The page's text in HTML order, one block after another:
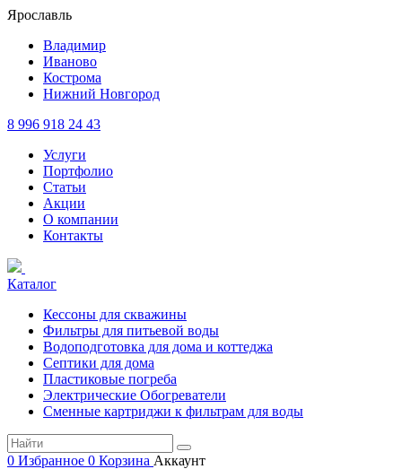
Ярославль
Владимир
Иваново
Кострома
Нижний Новгород
8 996 918 24 43
Услуги
Портфолио
Статьи
Акции
О компании
Контакты
Каталог
Кессоны для скважины
Фильтры для питьевой воды
Водоподготовка для дома и коттеджа
Септики для дома
Пластиковые погреба
Электрические Обогреватели
Сменные картриджи к фильтрам для воды
0 Избранное 0 Корзина Аккаунт